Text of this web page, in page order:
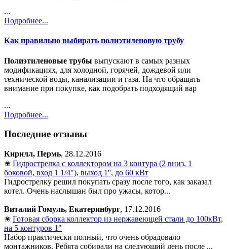
...
Подробнее...
Как правильно выбирать полиэтиленовую трубу
Полиэтиленовые трубы выпускают в самых разных
модификациях, для холодной, горячей, дождевой или
технической воды, канализации и газа. На что обращать
внимание при покупке, как подобрать подходящий вар
...
Подробнее...
Последние отзывы
Кирилл, Пермь, 28.12.2016
✬ Гидрострелка с коллектором на 3 контура (2 вниз, 1
боковой, вход 1 1/4"), выход 1'', до 60 кВт
Гидрострелку решил покупать сразу после того, как заказал
котел. Очень наслышан был про ужасы, котор...
Виталий Гомуль, Екатеринбург, 17.12.2016
✬ Готовая сборка коллектор из нержавеющей стали до 100кВт,
на 5 контуров 1"
Набор практически полный, что очень обрадовало
монтажников. Ребята собирали на следующий день после ...